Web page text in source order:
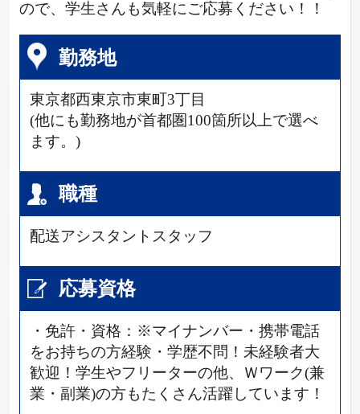
ので、学生さんも気軽にご応募ください！！
勤務地
東京都西東京市東町3丁目
(他にも勤務地が首都圏100箇所以上で選べ
ます。)
職種
配送アシスタントスタッフ
応募資格
・免許・資格：※マイナンバー・携帯電話
をお持ちの方経験・学歴不問！未経験者大
歓迎！学生やフリーターの他、Ｗワーク(兼
業・副業)の方もたくさん活躍しています！